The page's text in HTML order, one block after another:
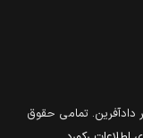
تمامي حقوق